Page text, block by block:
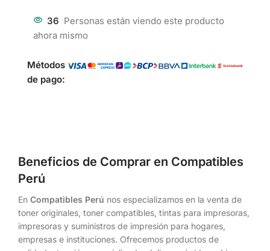
36 Personas están viendo este producto
ahora mismo
Métodos
de pago:
Beneficios de Comprar en Compatibles
Perú
En Compatibles Perú nos especializamos en la venta de
toner originales, toner compatibles, tintas para impresoras,
impresoras y suministros de impresión para hogares,
empresas e instituciones. Ofrecemos productos de